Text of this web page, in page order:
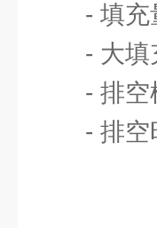
- 填充
- 大填
- 排空
- 排